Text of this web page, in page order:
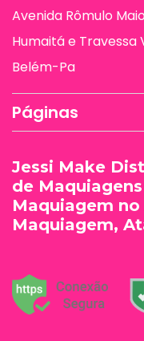
Avenida Rômulo
Humaitá e Travessa
Belém-Pa
Páginas
Jessi Make
de
Maquiagem
Maquiagem,